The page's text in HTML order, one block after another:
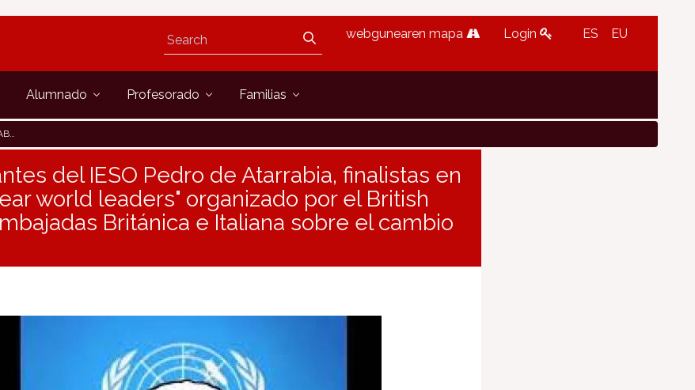
webgunearen mapa Login ES EU
Alumnado Profesorado Familias
del IESO Pedro de Atarrabia, finalistas en
world leaders" organizado por el British
Británica e Italiana sobre el cambio